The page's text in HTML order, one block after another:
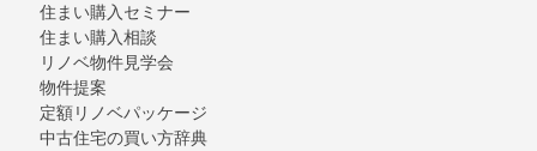
住まい購入セミナー
住まい購入相談
リノベ物件見学会
物件提案
定額リノベパッケージ
中古住宅の買い方辞典